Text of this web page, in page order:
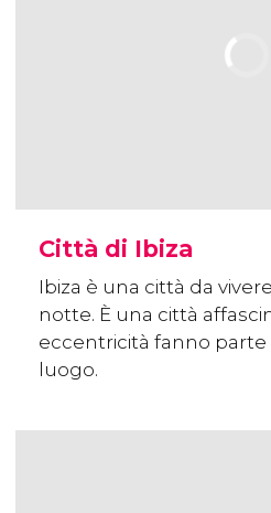
Città di Ibiza
Ibiza è una città da
notte. È una città
eccentricità fanno parte
luogo.